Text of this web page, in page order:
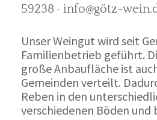
59238 · info@götz-
Unser Weingut wird seit
Familienbetrieb geführt.
große Anbaufläche ist
Gemeinden verteilt.
Reben in den
verschiedenen Böden